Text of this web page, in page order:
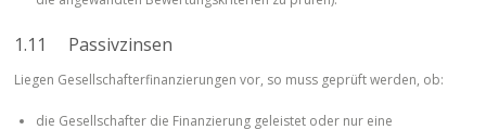
1.11 Passivzinsen
Liegen Gesellschafterfinanzierungen vor, so muss geprüft werden, ob:
die Gesellschafter die Finanzierung geleistet oder nur eine